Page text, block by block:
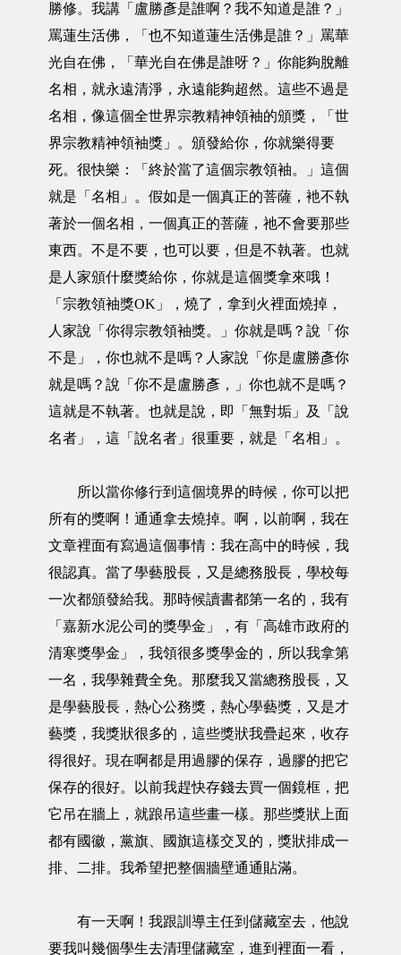
勝修。我講「盧勝彥是誰啊？我不知道是誰？」
罵蓮生活佛，「也不知道蓮生活佛是誰？」罵華
光自在佛，「華光自在佛是誰呀？」你能夠脫離
名相，就永遠清淨，永遠能夠超然。這些不過是
名相，像這個全世界宗教精神領袖的頒獎，「世
界宗教精神領袖獎」。頒發給你，你就樂得要
死。很快樂：「終於當了這個宗教領袖。」這個
就是「名相」。假如是一個真正的菩薩，衪不執
著於一個名相，一個真正的菩薩，祂不會要那些
東西。不是不要，也可以要，但是不執著。也就
是人家頒什麼獎給你，你就是這個獎拿來哦！
「宗教領袖獎OK」，燒了，拿到火裡面燒掉，
人家說「你得宗教領袖獎。」你就是嗎？說「你
不是」，你也就不是嗎？人家說「你是盧勝彥你
就是嗎？說「你不是盧勝彥，」你也就不是嗎？
這就是不執著。也就是說，即「無對垢」及「說
名者」，這「說名者」很重要，就是「名相」。
所以當你修行到這個境界的時候，你可以把
所有的獎啊！通通拿去燒掉。啊，以前啊，我在
文章裡面有寫過這個事情：我在高中的時候，我
很認真。當了學藝股長，又是總務股長，學校每
一次都頒發給我。那時候讀書都第一名的，我有
「嘉新水泥公司的獎學金」，有「高雄市政府的
清寒獎學金」，我領很多獎學金的，所以我拿第
一名，我學雜費全免。那麼我又當總務股長，又
是學藝股長，熱心公務獎，熱心學藝獎，又是才
藝獎，我獎狀很多的，這些獎狀我疊起來，收存
得很好。現在啊都是用過膠的保存，過膠的把它
保存的很好。以前我趕快存錢去買一個鏡框，把
它吊在牆上，就踉吊這些畫一樣。那些獎狀上面
都有國徽，黨旗、國旗這樣交叉的，獎狀排成一
排、二排。我希望把整個牆壁通通貼滿。
有一天啊！我跟訓導主任到儲藏室去，他說
要我叫幾個學生去清理儲藏室，進到裡面一看，